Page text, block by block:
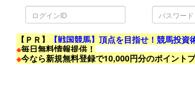
ロ
グ
イ
ID
パ
ス
ワ
ド
【ＰＲ】
【戦国競馬】頂点を目指せ！競馬投資
※毎日無料情報提供！
※今なら新規無料登録で10,000円分のポイント